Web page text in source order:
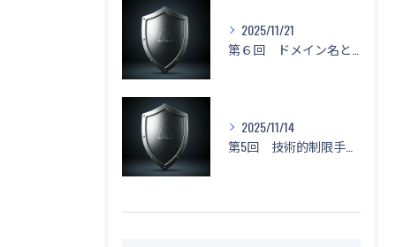
2025/11/21
2025/11/14